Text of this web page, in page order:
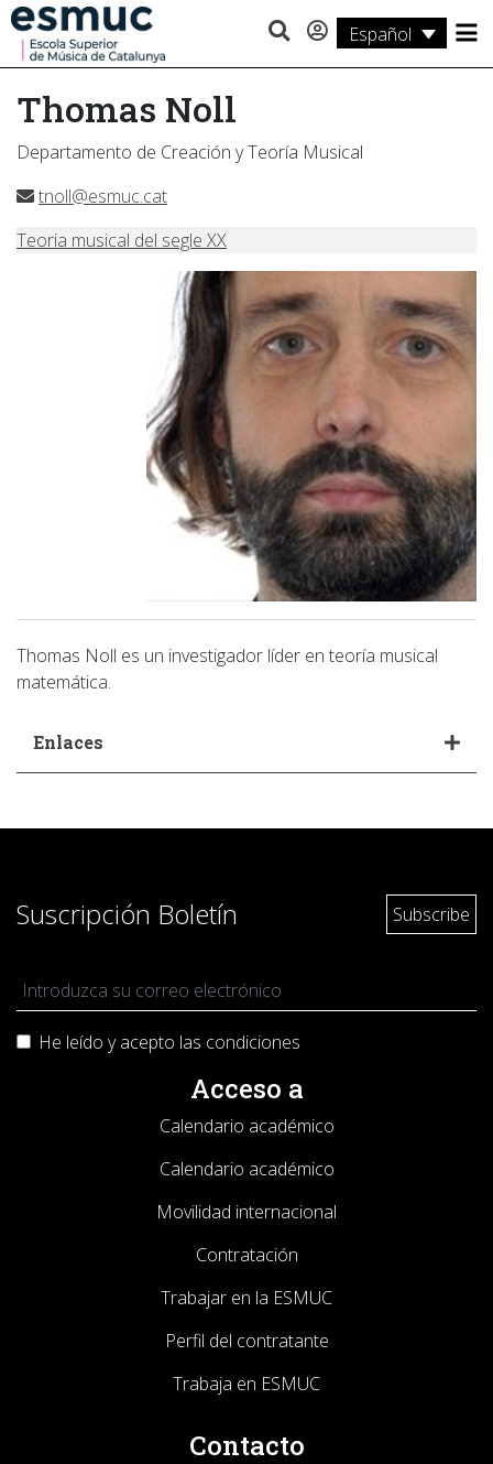
Español
Estudios
Investigación
Servicios
Thomas Noll
Departamento de Creación y Teoría Musical
tnoll@esmuc.cat
Teoria musical del segle XX
Thomas Noll es un investigador líder en teoría musical
matemática.
Enlaces
Suscripción Boletín
He leído y acepto las condiciones
Acceso a
Calendario académico
Calendario académico
Movilidad internacional
Contratación
Trabajar en la ESMUC
Perfil del contratante
Trabaja en ESMUC
Contacto